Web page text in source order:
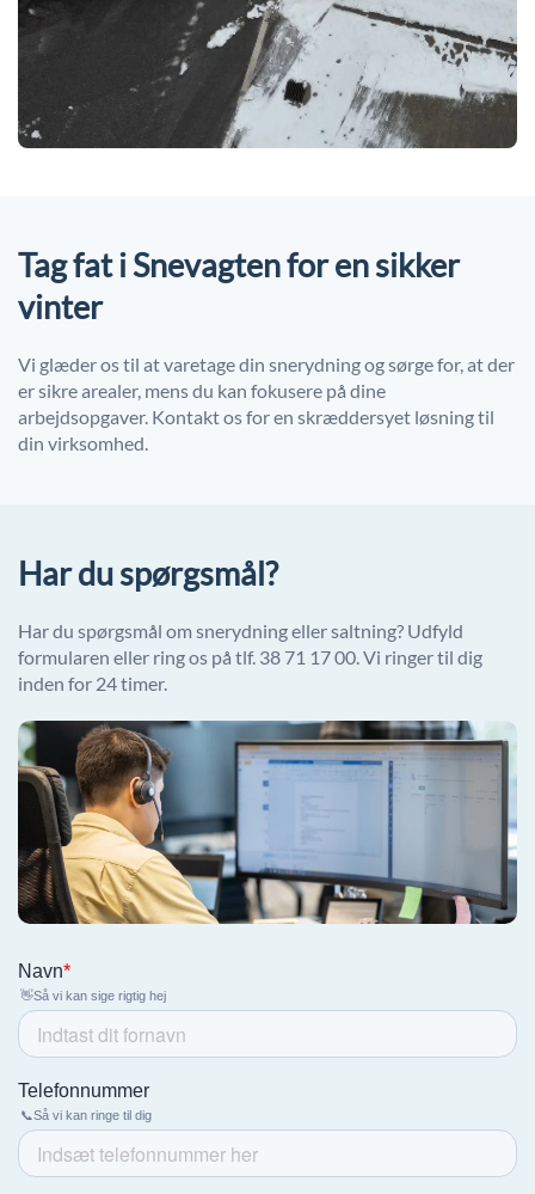
Tag fat i Snevagten for en sikker
vinter
Vi glæder os til at varetage din snerydning og sørge for, at der
er sikre arealer, mens du kan fokusere på dine
arbejdsopgaver. Kontakt os for en skræddersyet løsning til
din virksomhed.
Har du spørgsmål?
Har du spørgsmål om snerydning eller saltning? Udfyld
formularen eller ring os på tlf. 38 71 17 00. Vi ringer til dig
inden for 24 timer.